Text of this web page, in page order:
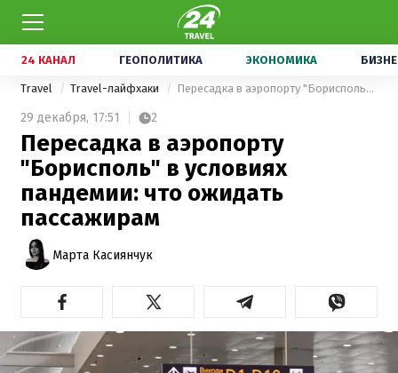
24 КАНАЛ ГЕОПОЛИТИКА ЭКОНОМИКА
Travel Travel-лайфхаки Пересадка в аэропорту "Борисполь" в условиях пандемии: что ожидать пассажирам
29 декабря, 17:51 2
Пересадка в аэропорту
"Борисполь" в условиях
пандемии: что ожидать
пассажирам
Марта Касиянчук